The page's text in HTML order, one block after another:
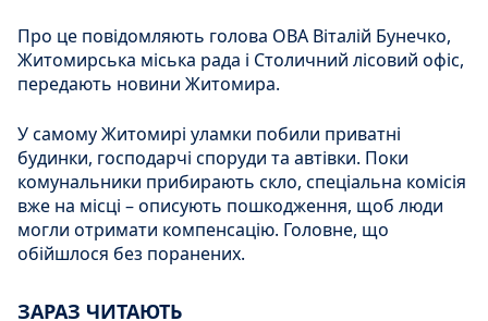
Про це повідомляють голова ОВА Віталій Бунечко,
Житомирська міська рада і Столичний лісовий офіс,
передають новини Житомира.
У самому Житомирі уламки побили приватні
будинки, господарчі споруди та автівки. Поки
комунальники прибирають скло, спеціальна комісія
вже на місці – описують пошкодження, щоб люди
могли отримати компенсацію. Головне, що
обійшлося без поранених.
ЗАРАЗ ЧИТАЮТЬ